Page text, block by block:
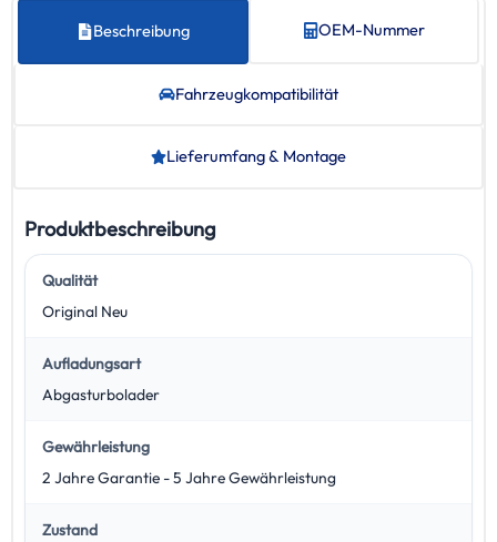
Beschreibung OEM-Nummer
Fahrzeug­kompatibilität
Lieferumfang & Montage
Produktbeschreibung
Qualität
Original Neu
Aufladungsart
Abgasturbolader
Gewährleistung
2 Jahre Garantie - 5 Jahre Gewährleistung
Zustand